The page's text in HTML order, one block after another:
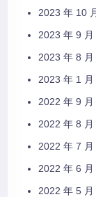
2023 年 10
2023 年 9 月
2023 年 8 月
2023 年 1 月
2022 年 9 月
2022 年 8 月
2022 年 7 月
2022 年 6 月
2022 年 5 月